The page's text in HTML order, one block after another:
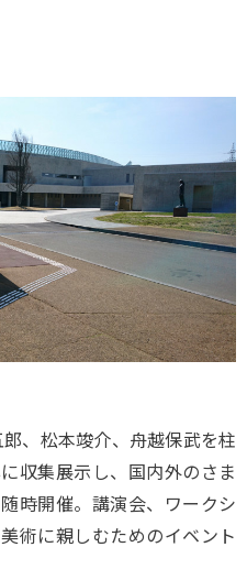
、松本竣介、舟越保武を柱
収集展示し、国内外のさま
時開催。講演会、ワークシ
術に親しむためのイベント